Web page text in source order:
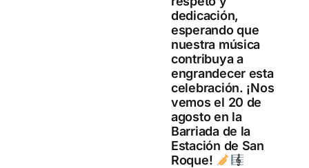
dedicación,
esperando que
nuestra música
contribuya a
engrandecer esta
celebración. ¡Nos
vemos el 20 de
agosto en la
Barriada de la
Estación de San
Roque!